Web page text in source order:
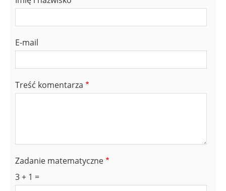
E-mail
Treść komentarza
Zadanie matematyczne
3 + 1 =